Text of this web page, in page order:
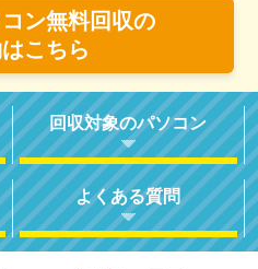
ン無料回収の
こちら
回収対象のパソコン
よくある質問